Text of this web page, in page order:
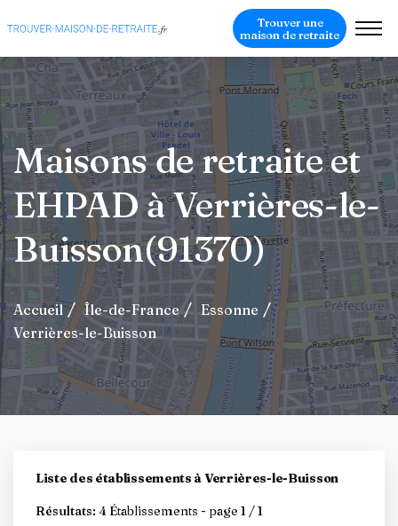
Trouver une
maison de retraite
Maisons de retraite et
EHPAD à Verrières-le-
Buisson(91370)
Accueil Île-de-France
Essonne
Verrières-le-Buisson
Liste des établissements à Verrières-le-Buisson
Résultats: 4 Établissements - page 1 / 1